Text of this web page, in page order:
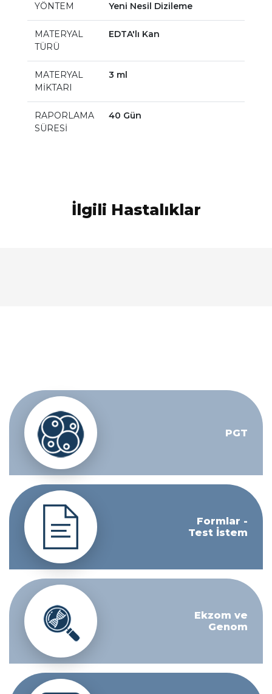
YÖNTEM Yeni Nesil Dizileme
MATERYAL
TÜRÜ
EDTA'lı Kan
MATERYAL
MİKTARI
3 ml
RAPORLAMA
SÜRESİ
40 Gün
İlgili Hastalıklar
PGT
Formlar -
Test İstem
Ekzom ve
Genom